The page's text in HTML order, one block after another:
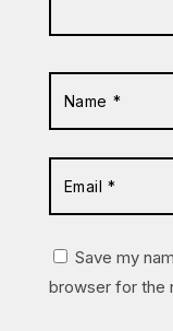
Save my
browser for the